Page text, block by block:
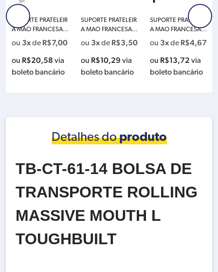
SUPORTE PRATELEIR
A MAO FRANCESA 3
0CM REFORCADA B
RANCA PRESTO 407
ou 3xde R$7,00
ou R$20,58 via
boleto bancário
SUPORTE PRATELEIR
A MAO FRANCESA 3
0CM LEVE PRETA PR
ESTO 40726
ou 3xde R$3,50
ou R$10,29 via
boleto bancário
SUPORTE PRATELEIR
A MAO FRANCESA 4
0CM LEVE PRETA PR
ESTO 40727
ou 3xde R$4,67
ou R$13,72 via
boleto bancário
Detalhes doproduto
TB-CT-61-14 BOLSA DE
TRANSPORTE ROLLING
MASSIVE MOUTH L
TOUGHBUILT